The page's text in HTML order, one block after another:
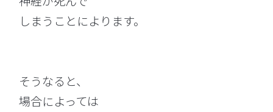
しまうことによります。
そうなると、
場合によっては